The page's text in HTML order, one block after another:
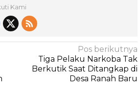
Kami
Pos berikutnya
Tiga Pelaku Narkoba Tak
Berkutik Saat Ditangkap di
Desa Ranah Baru